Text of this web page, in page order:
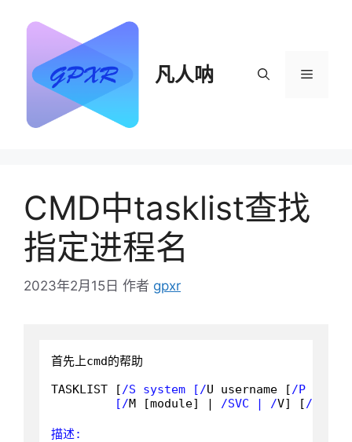
凡人呐 菜
CMD中tasklist查找
指定进程名
2023年2月15日 作者 gpxr
首先上cmd的帮助
TASKLIST [ /S system [/U username [ /P
         [/
M [module] | /SVC | /V] [ /FI
描述: